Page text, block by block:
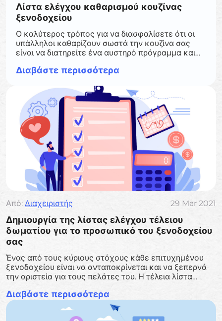
Λίστα ελέγχου καθαρισμού κουζίνας
ξενοδοχείου
Ο καλύτερος τρόπος για να διασφαλίσετε ότι οι
υπάλληλοι καθαρίζουν σωστά την κουζίνα σας
είναι να διατηρείτε ένα αυστηρό πρόγραμμα και
παραβλέπονται βήματα.
Διαβάστε περισσότερα
Από: Διαχειριστής 29 Mar 2021
Δημιουργία της λίστας ελέγχου τέλειου
δωματίου για το προσωπικό του ξενοδοχείου
σας
Ένας από τους κύριους στόχους κάθε επιτυχημένου
ξενοδοχείου είναι να ανταποκρίνεται και να ξεπερνά
την αριστεία για τους πελάτες του. Η τέλεια λίστα
του στόχου.
Διαβάστε περισσότερα